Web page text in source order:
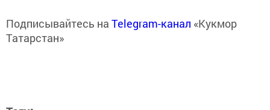
Подписывайтесь на Telegram-канал «Кукмор
Татарстан»